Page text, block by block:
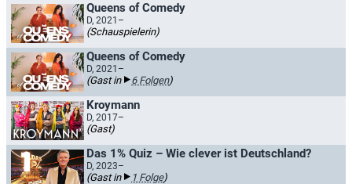
Queens of Comedy
D, 2021–
(Schauspielerin)
Queens of Comedy
D, 2021–
(Gast in 6 Folgen)
Kroymann
D, 2017–
(Gast)
Das 1% Quiz – Wie clever ist Deutschland?
D, 2023–
(Gast in 1 Folge)